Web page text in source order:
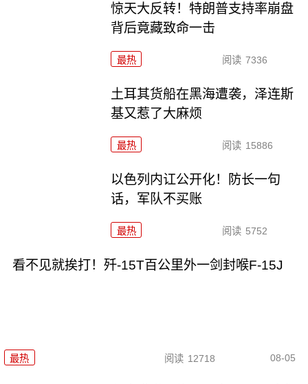
惊天大反转！特朗普支持率崩盘
背后竟藏致命一击
最热 阅读 7336
土耳其货船在黑海遭袭，泽连斯
基又惹了大麻烦
最热 阅读 15886
以色列内讧公开化！防长一句
话，军队不买账
最热 阅读 5752
看不见就挨打！歼-15T百公里外一剑封喉F-15J
最热 阅读 12718 08-05